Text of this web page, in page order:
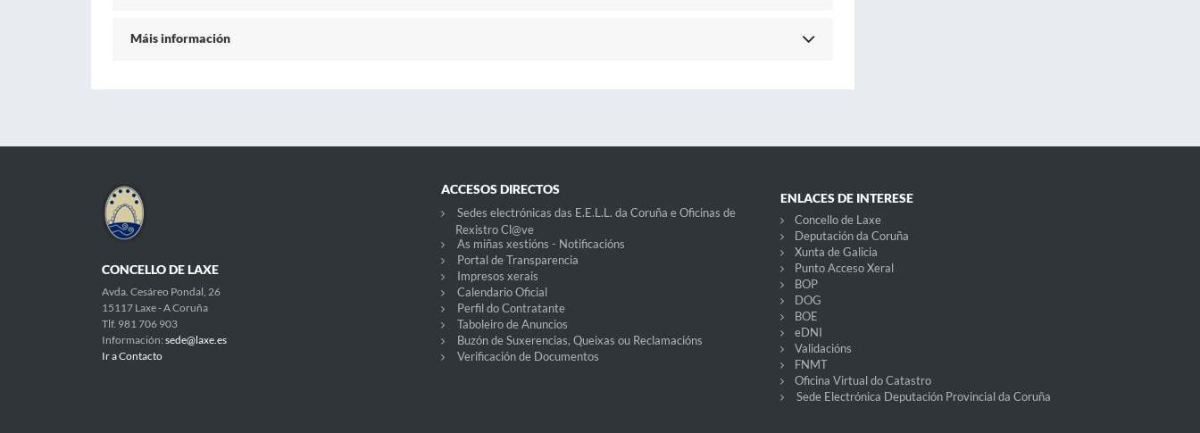
Máis información
CONCELLO DE LAXE
Avda. Cesáreo Pondal, 26
15117 Laxe - A Coruña
Tlf. 981 706 903
Información: sede@laxe.es
Ir a Contacto
ACCESOS DIRECTOS
Sedes electrónicas das E.E.L.L. da Coruña e Oficinas de
Rexistro Cl@ve
As miñas xestións - Notificacións
Portal de Transparencia
Impresos xerais
Calendario Oficial
Perfil do Contratante
Taboleiro de Anuncios
Buzón de Suxerencias, Queixas ou Reclamacións
Verificación de Documentos
ENLACES DE INTERESE
Concello de Laxe
Deputación da Coruña
Xunta de Galicia
Punto Acceso Xeral
BOP
DOG
BOE
eDNI
Validacións
FNMT
Oficina Virtual do Catastro
Sede Electrónica Deputación Provincial da Coruña